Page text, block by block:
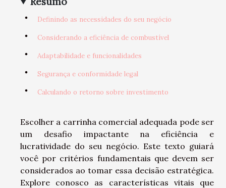
Definindo as necessidades do seu negócio
Considerando a eficiência de combustível
Adaptabilidade e funcionalidades
Segurança e conformidade legal
Calculando o retorno sobre investimento
Escolher a carrinha comercial adequada pode ser
um desafio impactante na eficiência e
lucratividade do seu negócio. Este texto guiará
você por critérios fundamentais que devem ser
considerados ao tomar essa decisão estratégica.
Explore conosco as características vitais que